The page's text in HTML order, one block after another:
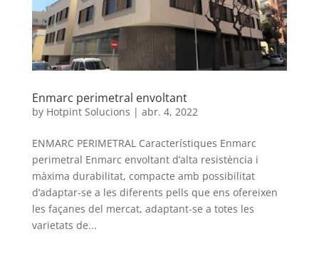
Enmarc perimetral envoltant
by Hotpint Solucions | abr. 4, 2022
ENMARC PERIMETRAL Característiques Enmarc
perimetral Enmarc envoltant d’alta resistència i
màxima durabilitat, compacte amb possibilitat
d’adaptar-se a les diferents pells que ens ofereixen
les façanes del mercat, adaptant-se a totes les
varietats de...